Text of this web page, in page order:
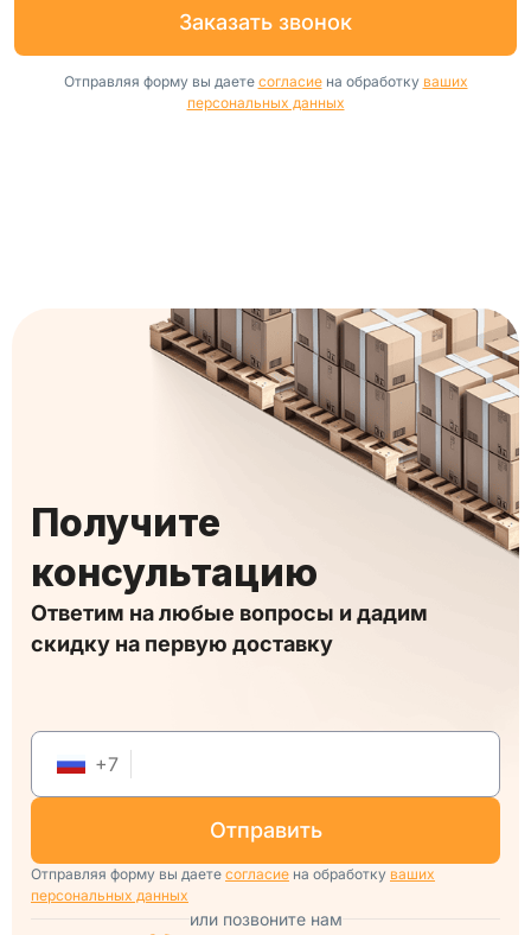
заказать звонок
Отправляя форму вы даете согласиена обработку ваших
персональных данных
Получите
консультацию
Ответим на любые вопросы и дадим
скидку на первую доставку
+7
отправить
Отправляя форму вы даете согласие на обработку ваших
персональных данных
или позвоните нам